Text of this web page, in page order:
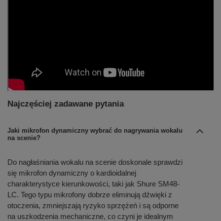
Najczęściej zadawane pytania
Jaki mikrofon dynamiczny wybrać do nagrywania wokalu
na scenie?
Do nagłaśniania wokalu na scenie doskonale sprawdzi
się mikrofon dynamiczny o kardioidalnej
charakterystyce kierunkowości, taki jak Shure SM48-
LC. Tego typu mikrofony dobrze eliminują dźwięki z
otoczenia, zmniejszają ryzyko sprzężeń i są odporne
na uszkodzenia mechaniczne, co czyni je idealnym